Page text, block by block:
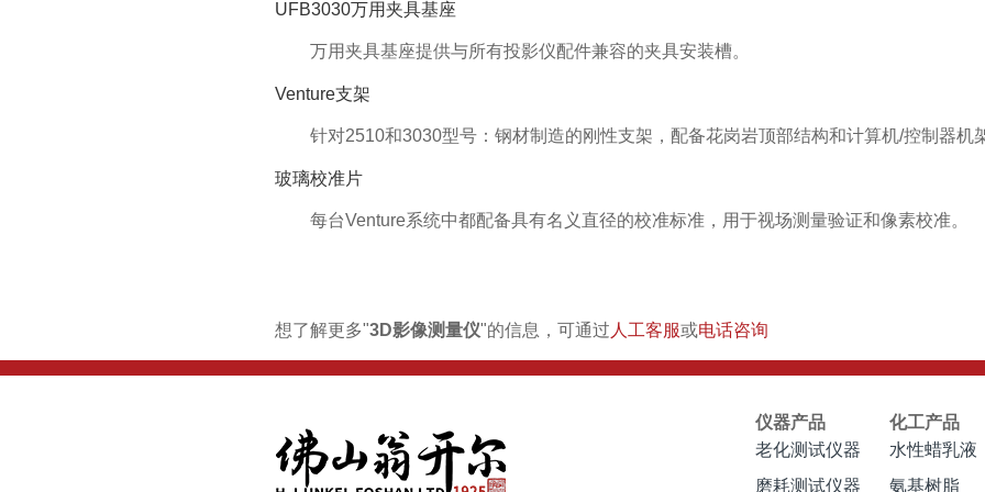
UFB3030万用夹具基座
万用夹具基座提供与所有投影仪配件兼容的夹具安装槽。
Venture支架
针对2510和3030型号：钢材制造的刚性支架，配备花岗岩顶部结构和计算机/控制器机
玻璃校准片
每台Venture系统中都配备具有名义直径的校准标准，用于视场测量验证和像素校准。
想了解更多"3D影像测量仪"的信息，可通过 人工客服或电话咨询
仪器产品
老化测试仪器
磨耗测试仪器
化工产品
水性蜡乳液
氨基树脂